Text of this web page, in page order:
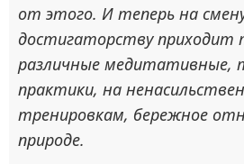
от этого. И теперь на
достигаторству приходит
различные медитативные,
практики, на
тренировкам, бережное
природе.